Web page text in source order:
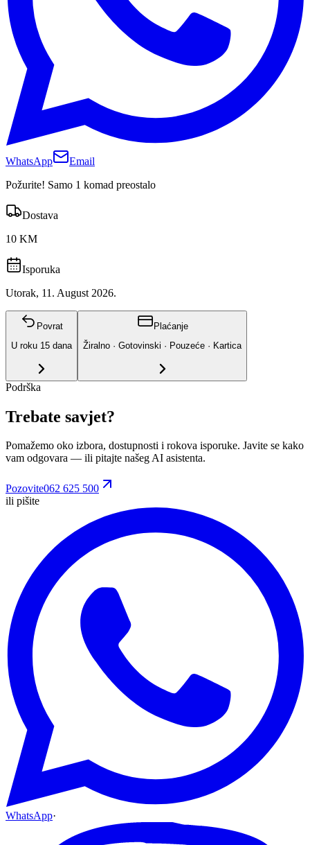
WhatsApp
Email
Požurite! Samo 1 komad preostalo
Dostava
10 KM
Isporuka
Utorak, 11. August 2026.
Povrat
U roku 15 dana
Plaćanje
Žiralno · Gotovinski · Pouzeće · Kartica
Podrška
Trebate savjet?
Pomažemo oko izbora, dostupnosti i rokova isporuke. Javite se kako
vam odgovara — ili pitajte našeg AI asistenta.
Pozovite062 625 500
ili pišite
WhatsApp·